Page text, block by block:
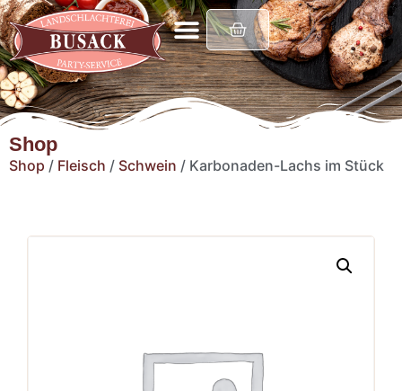
Shop
Shop / Fleisch / Schwein / Karbonaden-Lachs im Stück